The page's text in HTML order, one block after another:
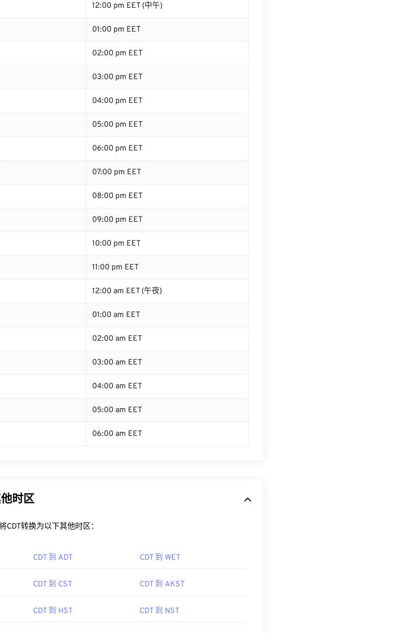
12:00 pm EET (中午)
01:00 pm EET
02:00 pm EET
03:00 pm EET
04:00 pm EET
05:00 pm EET
06:00 pm EET
07:00 pm EET
08:00 pm EET
09:00 pm EET
10:00 pm EET
11:00 pm EET
12:00 am EET (午夜)
01:00 am EET
02:00 am EET
03:00 am EET
04:00 am EET
05:00 am EET
06:00 am EET
时区
CDT转换为以下其他时区：
CDT 到 ADT CDT 到 WET
CDT 到 CST CDT 到 AKST
CDT 到 HST CDT 到 NST